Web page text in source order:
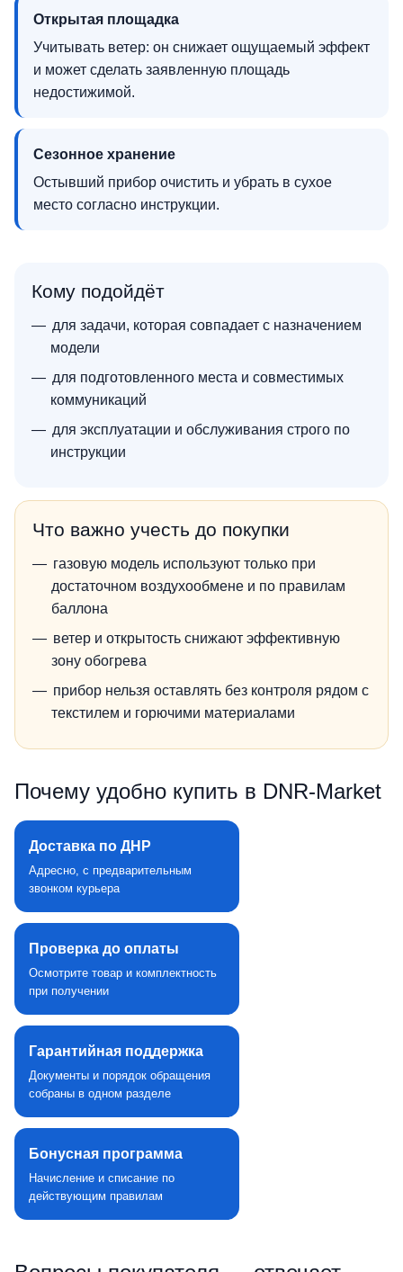
Открытая площадка
Учитывать ветер: он снижает ощущаемый эффект
и может сделать заявленную площадь
недостижимой.
Сезонное хранение
Остывший прибор очистить и убрать в сухое
место согласно инструкции.
Кому подойдёт
для задачи, которая совпадает с назначением
модели
для подготовленного места и совместимых
коммуникаций
для эксплуатации и обслуживания строго по
инструкции
Что важно учесть до покупки
газовую модель используют только при
достаточном воздухообмене и по правилам
баллона
ветер и открытость снижают эффективную
зону обогрева
прибор нельзя оставлять без контроля рядом с
текстилем и горючими материалами
Почему удобно купить в DNR‑Market
Доставка по ДНР
Адресно, с предварительным
звонком курьера
Проверка до оплаты
Осмотрите товар и комплектность
при получении
Гарантийная поддержка
Документы и порядок обращения
собраны в одном разделе
Бонусная программа
Начисление и списание по
действующим правилам